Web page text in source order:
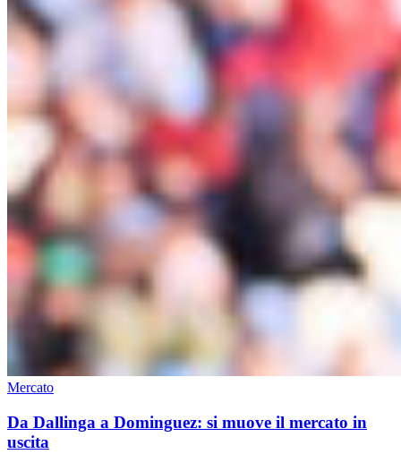
Mercato
Da Dallinga a Dominguez: si muove il mercato in
uscita